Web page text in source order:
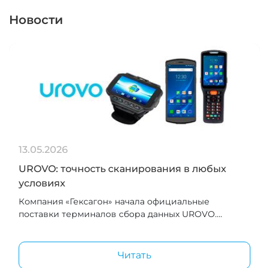
Новости
13.05.2026
UROVO: точность сканирования в любых
условиях
Компания «Гексагон» начала официальные
поставки терминалов сбора данных UROVO....
Читать